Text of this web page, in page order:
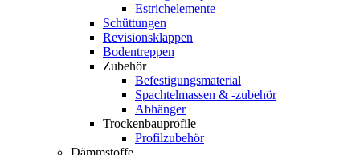
Estrichelemente
Schüttungen
Revisionsklappen
Bodentreppen
Zubehör
Befestigungsmaterial
Spachtelmassen & -zubehör
Abhänger
Trockenbauprofile
Profilzubehör